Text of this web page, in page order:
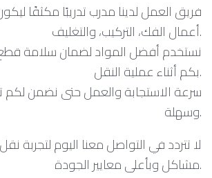
أعمال الفك، التركيب، والتغليف.
نستخدم أفضل المواد لضمان سلامة قطع
بكم أثناء عملية النقل.
سرعة الاستجابة والعمل حتى نضمن لكم
وسهلة.
لا تتردد في التواصل معنا اليوم لتجربة
مشاكل وبأعلى معايير الجودة.